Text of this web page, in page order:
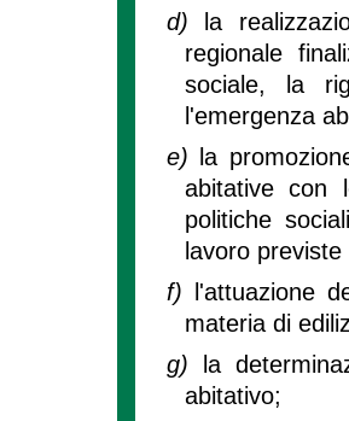
d)
la
regionale
sociale, la
l'emergenza
e)
la
abitative con
politiche
lavoro
f)
l'attuazione
materia di
g)
la
abitativo;